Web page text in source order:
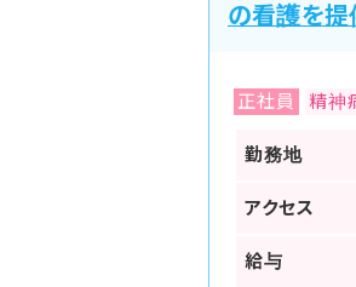
の看護を提
正社員 精神
勤務地
アクセス
給与